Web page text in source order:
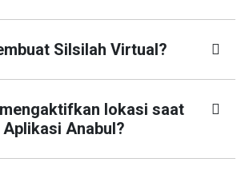
Silsilah Virtual?
lokasi saat
Anabul?